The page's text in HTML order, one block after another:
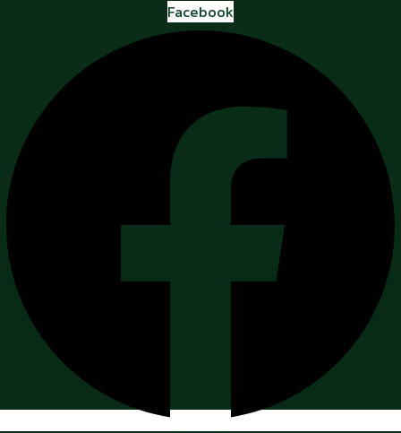
Facebook